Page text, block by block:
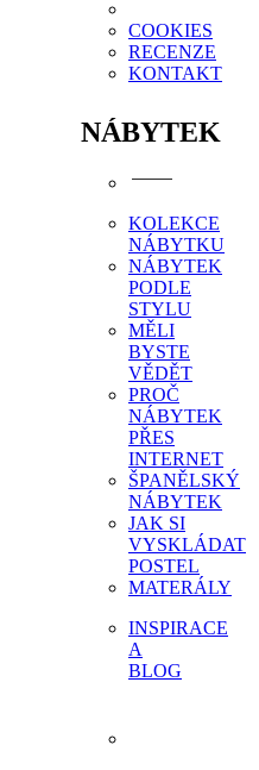
COOKIES
RECENZE
KONTAKT
NÁBYTEK
KOLEKCE
NÁBYTKU
NÁBYTEK
PODLE
STYLU
MĚLI
BYSTE
VĚDĚT
PROČ
NÁBYTEK
PŘES
INTERNET
ŠPANĚLSKÝ
NÁBYTEK
JAK SI
VYSKLÁDAT
POSTEL
MATERÁLY
INSPIRACE
A
BLOG